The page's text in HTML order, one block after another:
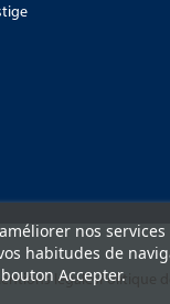
nos services
habitudes de
Accepter.
légalesPolitique